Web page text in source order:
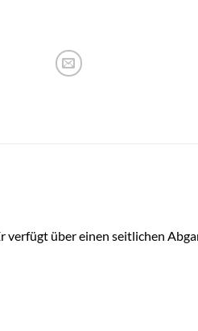
über einen seitlichen